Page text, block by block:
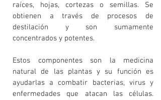
raíces, hojas, cortezas o semillas. Se
obtienen a través de procesos de
destilación y son sumamente
concentrados y potentes.
Estos componentes son la medicina
natural de las plantas y su función es
ayudarlas a combatir bacterias, virus y
enfermedades que atacan las células.